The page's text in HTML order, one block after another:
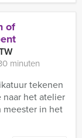
of
minuten
tekenen
het atelier
meester in het